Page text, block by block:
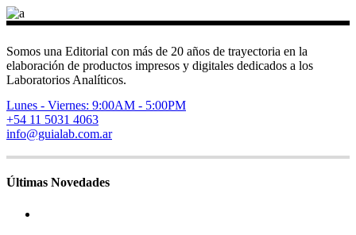
Somos una Editorial con más de 20 años de trayectoria en la
elaboración de productos impresos y digitales dedicados a los
Laboratorios Analíticos.
Lunes - Viernes: 9:00AM - 5:00PM
+54 11 5031 4063
info@guialab.com.ar
Últimas Novedades